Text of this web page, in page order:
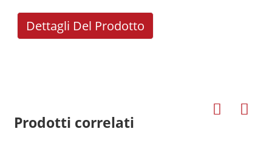
Dettagli Del Prodotto
Prodotti correlati